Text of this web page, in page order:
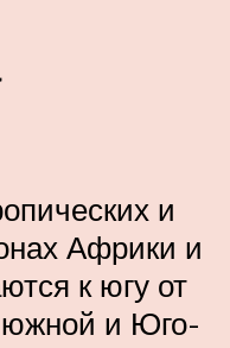
и
Африки и
к югу от
и Юго-